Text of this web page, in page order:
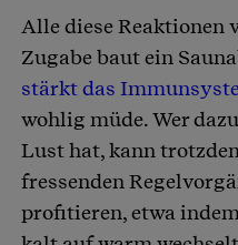
Alle diese Reaktionen
Zugabe baut ein
stärkt das
wohlig müde. Wer
Lust hat, kann
fressenden
profitieren, etwa